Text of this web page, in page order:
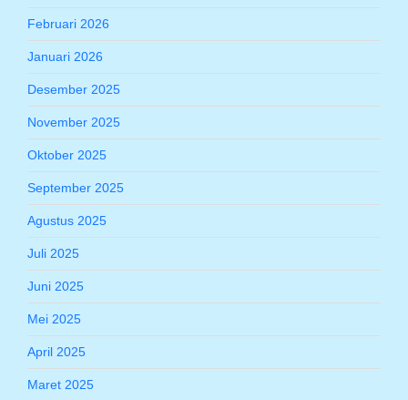
Februari 2026
Januari 2026
Desember 2025
November 2025
Oktober 2025
September 2025
Agustus 2025
Juli 2025
Juni 2025
Mei 2025
April 2025
Maret 2025